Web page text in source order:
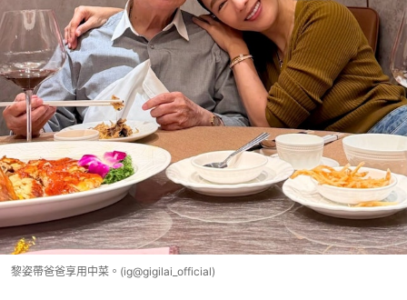
黎姿帶爸爸享用中菜。(ig@gigilai_official)